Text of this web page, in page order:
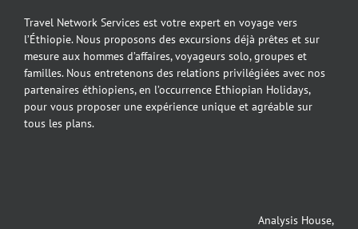
Travel Network Services est votre expert en voyage vers
l’Éthiopie. Nous proposons des excursions déjà prêtes et sur
mesure aux hommes d’affaires, voyageurs solo, groupes et
familles. Nous entretenons des relations privilégiées avec nos
partenaires éthiopiens, en l’occurrence Ethiopian Holidays,
pour vous proposer une expérience unique et agréable sur
tous les plans.
Analysis House,